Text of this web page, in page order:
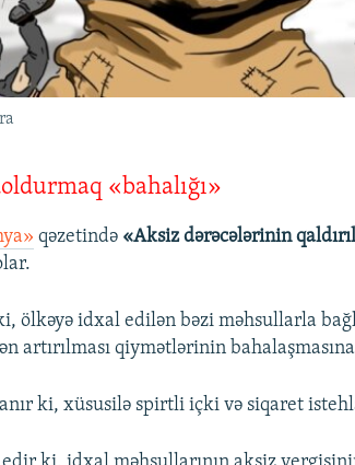
«bahalığı»
qəzetində «Aksiz dərəcələrinin
ölkəyə idxal edilən bəzi məhsullarla
artırılması qiymətlərinin
ki, xüsusilə spirtli içki və siqaret